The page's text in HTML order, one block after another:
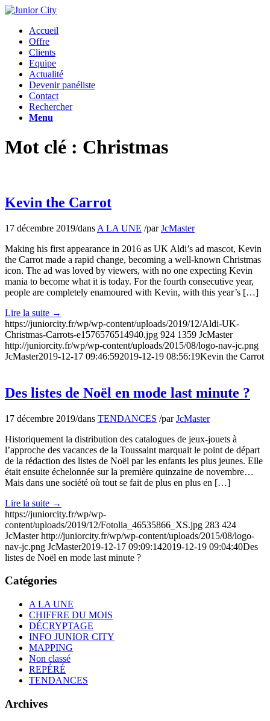
Accueil
Offre
Clients
Equipe
Actualité
Devenir panéliste
Contact
Rechercher
Menu
Mot clé : Christmas
Kevin the Carrot
17 décembre 2019/dans A LA UNE /parJcMaster
Making his first appearance in 2016 as UK Aldi’s ad mascot, Kevin
the Carrot made a rapid change, becoming a well-known Christmas
icon. The ad was loved by viewers, with no one expecting Kevin
mania to become what it is today. For the fourth consecutive year,
people are completely enamoured with Kevin, with this year’s […]
Lire la suite →
https://juniorcity.fr/wp/wp-content/uploads/2019/12/Aldi-UK-
Christmas-Carrots-e1576576514940.jpg 924 1359 JcMaster
http://juniorcity.fr/wp/wp-content/uploads/2015/08/logo-nav-jc.png
JcMaster2019-12-17 09:46:592019-12-19 08:56:19Kevin the Carrot
Des listes de Noël en mode last minute ?
17 décembre 2019/dans TENDANCES /parJcMaster
Historiquement la distribution des catalogues de jeux-jouets à
l’approche des vacances de la Toussaint marquait le point de départ
de la rédaction des listes de Noël par les enfants les plus jeunes. Elle
était ensuite échelonnée sur la première quinzaine de novembre…
Mais dans une société où tout se fait de plus en plus en […]
Lire la suite →
https://juniorcity.fr/wp/wp-
content/uploads/2019/12/Fotolia_46535866_XS.jpg 283 424
JcMaster http://juniorcity.fr/wp/wp-content/uploads/2015/08/logo-
nav-jc.png JcMaster2019-12-17 09:09:142019-12-19 09:04:40Des
listes de Noël en mode last minute ?
Catégories
A LA UNE
CHIFFRE DU MOIS
DÉCRYPTAGE
INFO JUNIOR CITY
MAPPING
Non classé
REPÉRÉ
TENDANCES
Archives